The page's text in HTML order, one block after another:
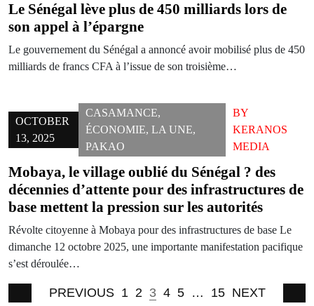
Le Sénégal lève plus de 450 milliards lors de
son appel à l’épargne
Le gouvernement du Sénégal a annoncé avoir mobilisé plus de 450
milliards de francs CFA à l’issue de son troisième…
OCTOBER
13, 2025
CASAMANCE,
ÉCONOMIE, LA UNE,
PAKAO
BY
KERANOS
MEDIA
Mobaya, le village oublié du Sénégal ? des
décennies d’attente pour des infrastructures de
base mettent la pression sur les autorités
Révolte citoyenne à Mobaya pour des infrastructures de base Le
dimanche 12 octobre 2025, une importante manifestation pacifique
s’est déroulée…
PREVIOUS 1 2 3 4 5 … 15 NEXT